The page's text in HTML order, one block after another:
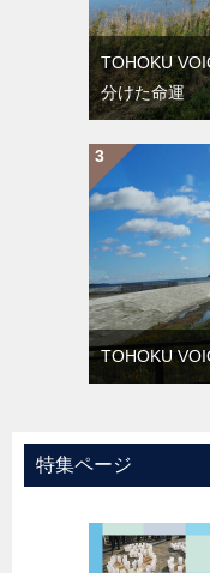
TOHOKU
分けた命運
TOHOKU
特集ページ